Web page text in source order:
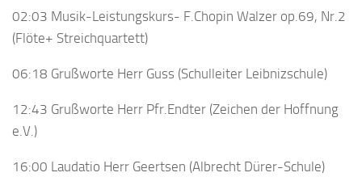
02:03 Musik-Leistungskurs- F.Chopin Walzer op.69, Nr.2
(Flöte+ Streichquartett)
06:18 Grußworte Herr Guss (Schulleiter Leibnizschule)
12:43 Grußworte Herr Pfr.Endter (Zeichen der Hoffnung
e.V.)
16:00 Laudatio Herr Geertsen (Albrecht Dürer-Schule)